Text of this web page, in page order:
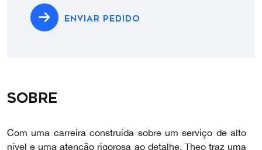
ENVIAR PEDIDO
Sobre
Com uma carreira construída sobre um serviço de alto
nível e uma atenção rigorosa ao detalhe, Theo traz uma